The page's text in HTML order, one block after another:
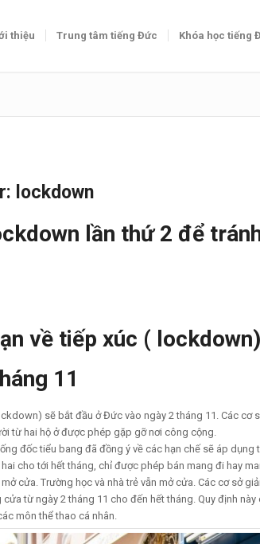
thiệu Trung tâm tiếng Đức Khóa học tiếng
lockdown
lần thứ 2 để
về tiếp xúc (
11
sẽ bắt đầu ở Đức vào ngày 2 tháng 11. Các cơ
từ hai hộ ở được phép gặp gỡ nơi công cộng.
đốc tiểu bang đã đồng ý về các hạn chế sẽ áp dụng
cho tới hết tháng, chỉ được phép bán mang đi hay
cửa. Trường học và nhà trẻ vẫn mở cửa. Các cơ sở
từ ngày 2 tháng 11 cho đến hết tháng. Quy định
môn thể thao cá nhân.